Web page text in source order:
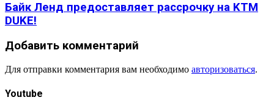
Байк Ленд предоставляет рассрочку на KTM
DUKE!
Добавить комментарий
Для отправки комментария вам необходимо авторизоваться.
Youtube